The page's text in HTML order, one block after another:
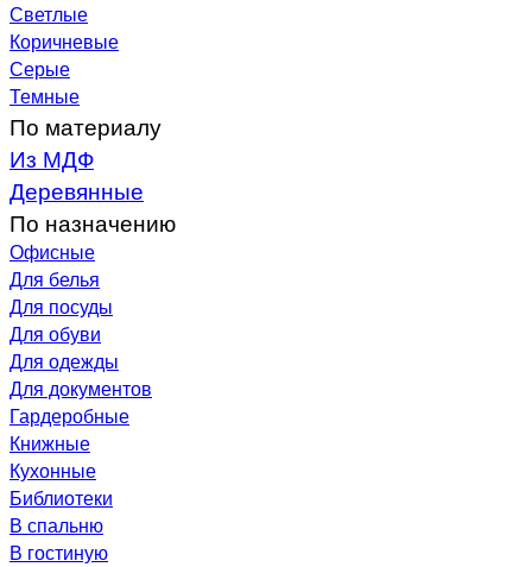
Светлые
Коричневые
Серые
Темные
По материалу
Из МДФ
Деревянные
По назначению
Офисные
Для белья
Для посуды
Для обуви
Для одежды
Для документов
Гардеробные
Книжные
Кухонные
Библиотеки
В спальню
В гостиную